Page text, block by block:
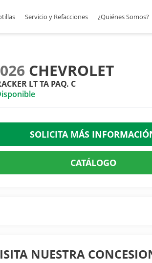
Servicio y Refacciones ¿Quiénes Somos?
CHEVROLET
LT TA PAQ. C
SOLICITA MÁS
CATÁLOGO
NUESTRA